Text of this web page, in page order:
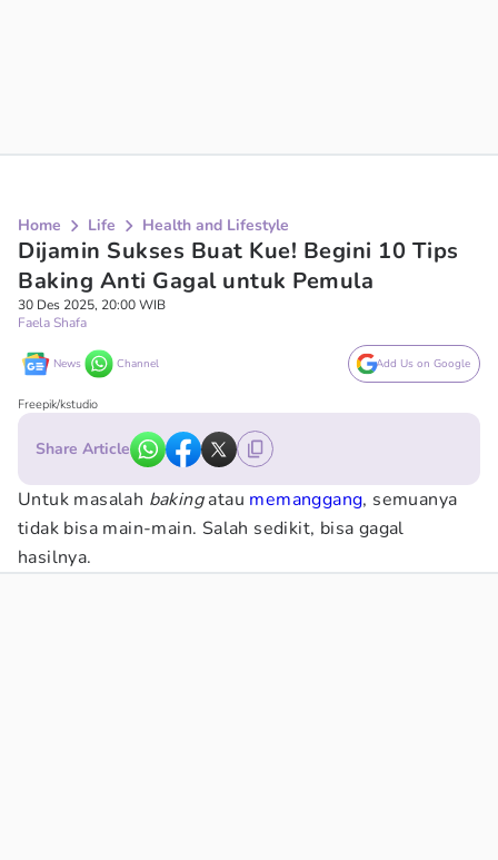
Home Life Health and Lifestyle
Dijamin Sukses Buat Kue! Begini 10 Tips
Baking Anti Gagal untuk Pemula
30 Des 2025, 20:00 WIB
Faela Shafa
News Channel Add Us on Google
Freepik/kstudio
Share Article
Untuk masalah bakingatau memanggang, semuanya
tidak bisa main-main. Salah sedikit, bisa gagal
hasilnya.